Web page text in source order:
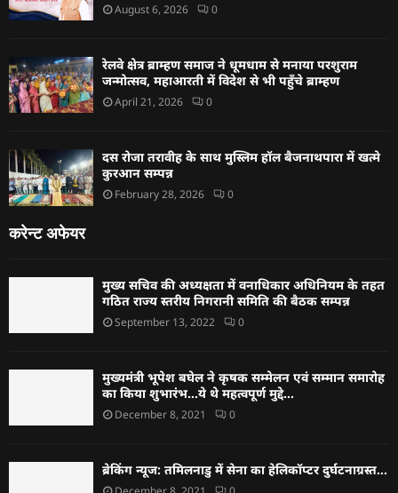
August 6, 2026 0
रेलवे क्षेत्र ब्राम्हण समाज ने धूमधाम से मनाया परशुराम
जन्मोत्सव, महाआरती में विदेश से भी पहुँचे ब्राम्हण
April 21, 2026 0
दस रोजा तरावीह के साथ मुस्लिम हॉल बैजनाथपारा में खत्मे
कुरआन सम्पन्न
February 28, 2026 0
करेन्ट अफेयर
मुख्य सचिव की अध्यक्षता में वनाधिकार अधिनियम के तहत
गठित राज्य स्तरीय निगरानी समिति की बैठक सम्पन्न
September 13, 2022 0
मुख्यमंत्री भूपेश बघेल ने कृषक सम्मेलन एवं सम्मान समारोह
का किया शुभारंभ…ये थे महत्वपूर्ण मुद्दे…
December 8, 2021 0
ब्रेकिंग न्यूज: तमिलनाडु में सेना का हेलिकॉप्टर दुर्घटनाग्रस्त…